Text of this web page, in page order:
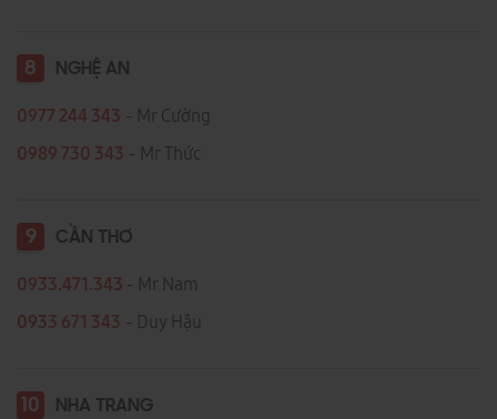
8 NGHỆ AN
0977 244 343 - Mr Cường
0989 730 343 - Mr Thức
9 CẦN THƠ
0933.471.343 - Mr Nam
0933 671 343 - Duy Hậu
10 NHA TRANG